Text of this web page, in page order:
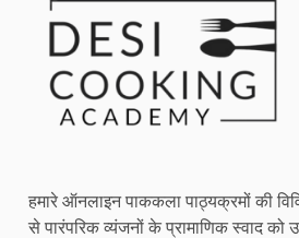
हमारे ऑनलाइन पाककला पाठ्यक्रमों की
से पारंपरिक व्यंजनों के प्रामाणिक स्वाद को